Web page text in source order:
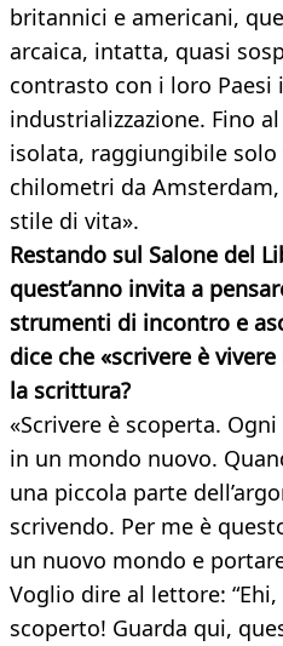
britannici e americani,
arcaica, intatta, quasi
contrasto con i loro Paesi
industrializzazione. Fino
isolata, raggiungibile solo
chilometri da
stile di vita».
Restando sul Salone del
quest’anno invita a
strumenti di incontro e
dice che «scrivere è
la scrittura?
«Scrivere è scoperta.
in un mondo nuovo.
una piccola parte
scrivendo. Per me è
un nuovo mondo e
Voglio dire al lettore:
scoperto! Guarda qui,